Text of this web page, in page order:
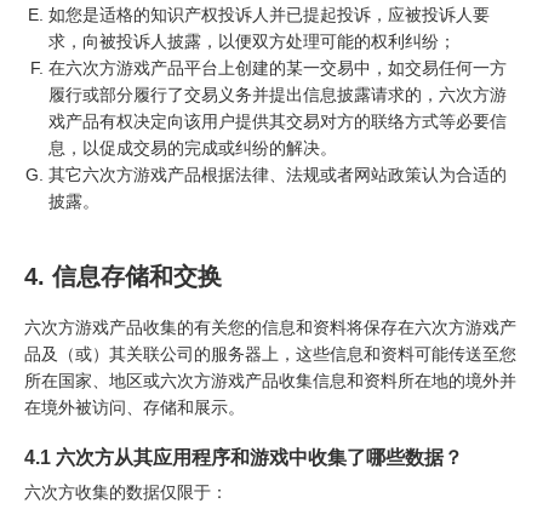
如您是适格的知识产权投诉人并已提起投诉，应被投诉人要
求，向被投诉人披露，以便双方处理可能的权利纠纷；
在六次方游戏产品平台上创建的某一交易中，如交易任何一方
履行或部分履行了交易义务并提出信息披露请求的，六次方游
戏产品有权决定向该用户提供其交易对方的联络方式等必要信
息，以促成交易的完成或纠纷的解决。
其它六次方游戏产品根据法律、法规或者网站政策认为合适的
披露。
4. 信息存储和交换
六次方游戏产品收集的有关您的信息和资料将保存在六次方游戏产
品及（或）其关联公司的服务器上，这些信息和资料可能传送至您
所在国家、地区或六次方游戏产品收集信息和资料所在地的境外并
在境外被访问、存储和展示。
4.1 六次方从其应用程序和游戏中收集了哪些数据？
六次方收集的数据仅限于：